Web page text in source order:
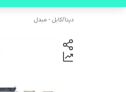
دپتا/کابل - مبدل